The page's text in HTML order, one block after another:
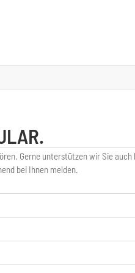
Gerne unterstützen wir Sie
bei Ihnen melden.